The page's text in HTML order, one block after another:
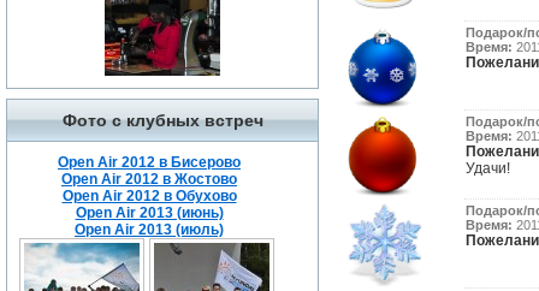
Фото с клубных встреч
Open Air 2012 в Бисерово
Open Air 2012 в Жостово
Open Air 2012 в Обухово
Open Air 2013 (июнь)
Open Air 2013 (июль)
Подарок/
Время:
Подарок/
Время:
Удачи!
Подарок/
Время: